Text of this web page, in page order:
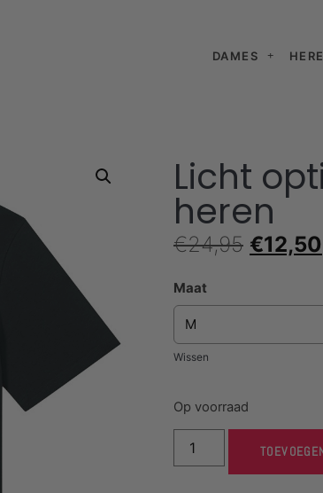
DAMES
Licht
heren
€24,95 €12,50
Maat
Wissen
Op voorraad